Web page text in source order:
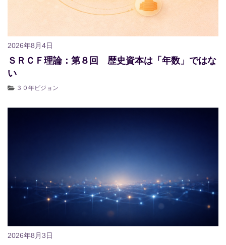
2026年8月4日
ＳＲＣＦ理論：第８回 歴史資本は「年数」ではな
い
３０年ビジョン
2026年8月3日